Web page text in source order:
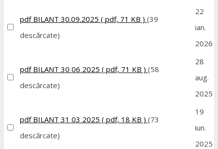
pdf BILANT 30.09.2025 ( pdf, 71 KB ) (39
descărcate)
22
ian.
2026
pdf BILANT 30 06 2025 ( pdf, 71 KB ) (58
descărcate)
28
aug.
2025
pdf BILANT 31 03 2025 ( pdf, 18 KB ) (73
descărcate)
19
iun.
2025